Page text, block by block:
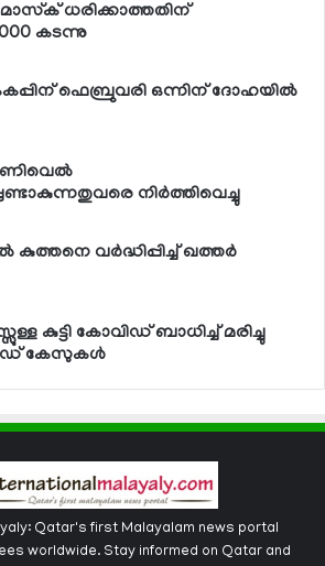
ധരിക്കാത്തതിന്
കടന്നു
ഫെബ്രുവരി ഒന്നിന് ദോഹയില്‍
നിര്‍ത്തിവെച്ചു
കുത്തനെ വര്‍ദ്ധിപ്പിച്ച് ഖത്തര്‍
കുട്ടി കോവിഡ് ബാധിച്ച് മരിച്ചു
കേസുകള്‍
Qatar's first Malayalam news portal
worldwide. Stay informed on Qatar and